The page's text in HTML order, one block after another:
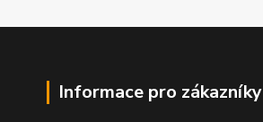
Informace pro zákazníky